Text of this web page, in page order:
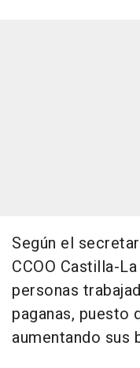
Según el
CCOO Castilla-
personas
paganas, puesto
aumentando sus